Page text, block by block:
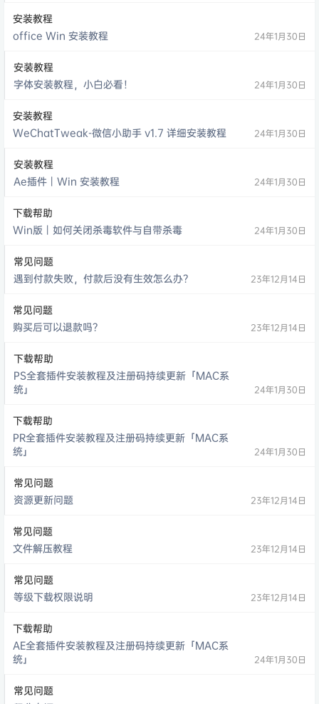
安装教程
office Win 安装教程
24年1月30日
安装教程
字体安装教程，小白必看！
24年1月30日
安装教程
WeChatTweak-微信小助手 v1.7 详细安装教程
24年1月30日
安装教程
Ae插件丨Win 安装教程
24年1月30日
下载帮助
Win版丨如何关闭杀毒软件与自带杀毒
24年1月30日
常见问题
遇到付款失败，付款后没有生效怎么办？
23年12月14日
常见问题
购买后可以退款吗？
23年12月14日
下载帮助
PS全套插件安装教程及注册码持续更新「MAC系
统」
24年1月30日
下载帮助
PR全套插件安装教程及注册码持续更新「MAC系
统」
24年1月30日
常见问题
资源更新问题
23年12月14日
常见问题
文件解压教程
23年12月14日
常见问题
等级下载权限说明
23年12月14日
下载帮助
AE全套插件安装教程及注册码持续更新「MAC系
统」
24年1月30日
常见问题